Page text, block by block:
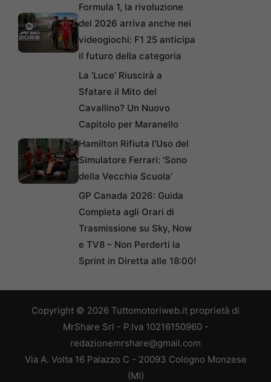
Formula 1, la rivoluzione
del 2026 arriva anche nei
videogiochi: F1 25 anticipa
il futuro della categoria
La ‘Luce’ Riuscirà a
Sfatare il Mito del
Cavallino? Un Nuovo
Capitolo per Maranello
Hamilton Rifiuta l’Uso del
Simulatore Ferrari: ‘Sono
della Vecchia Scuola’
GP Canada 2026: Guida
Completa agli Orari di
Trasmissione su Sky, Now
e TV8 – Non Perderti la
Sprint in Diretta alle 18:00!
Copyright © 2026 Tuttomotoriweb.it proprietà di
MrShare Srl - P.Iva 10216150960 -
redazionemrshare@gmail.com
Via A. Volta 16 Palazzo C - 20093 Cologno Monzese
(MI)